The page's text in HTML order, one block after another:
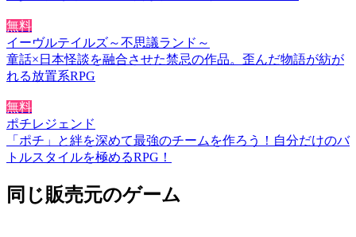
無料
イーヴルテイルズ～不思議ランド～
童話×日本怪談を融合させた禁忌の作品。歪んだ物語が紡が
れる放置系RPG
無料
ポチレジェンド
「ポチ」と絆を深めて最強のチームを作ろう！自分だけのバ
トルスタイルを極めるRPG！
同じ販売元のゲーム